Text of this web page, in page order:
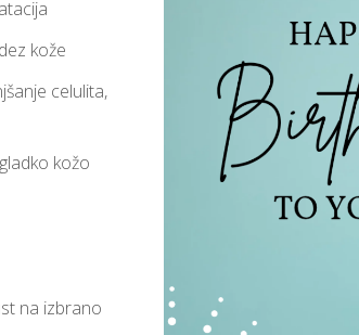
kože
celulita,
kožo
na izbrano